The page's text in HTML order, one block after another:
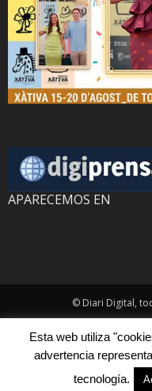
APARECEMOS EN
© Diari Digital,
Esta web utiliza
advertencia
tecnología.